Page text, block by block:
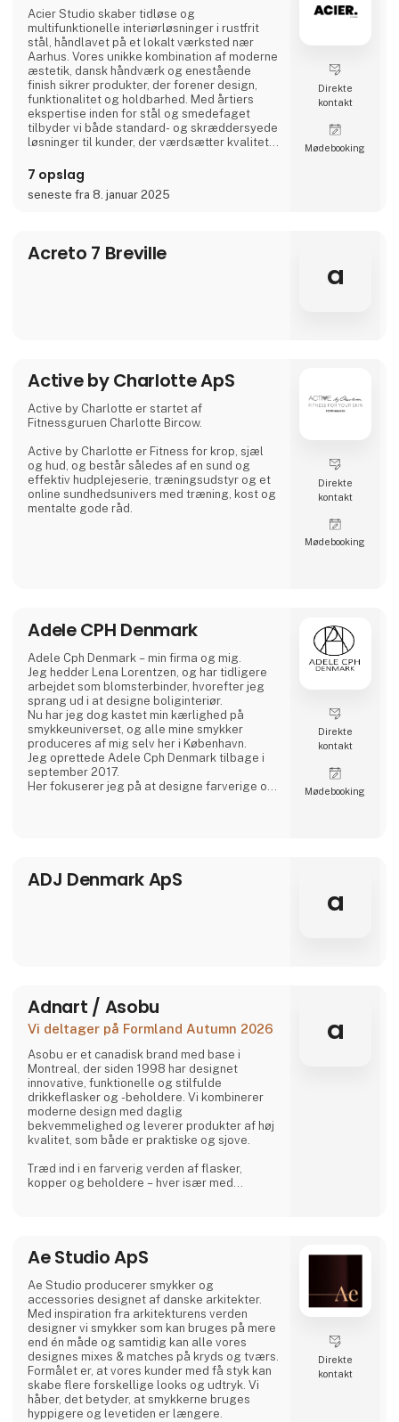
Acier Studio skaber tidløse og
multifunktionelle interiørløsninger i rustfrit
stål, håndlavet på et lokalt værksted nær
Aarhus. Vores unikke kombination af moderne
æstetik, dansk håndværk og enestående
finish sikrer produkter, der forener design,
funktionalitet og holdbarhed. Med årtiers
ekspertise inden for stål og smedefaget
tilbyder vi både standard- og skræddersyede
løsninger til kunder, der værdsætter kvalitet i
7 opslag
seneste fra 8. januar 2025
Direkte
kontakt
Møde­booking
Acreto 7 Breville
a
Active by Charlotte ApS
Active by Charlotte er startet af
Fitnessguruen Charlotte Bircow.
Active by Charlotte er Fitness for krop, sjæl
og hud, og består således af en sund og
effektiv hudplejeserie, træningsudstyr og et
online sundhedsunivers med træning, kost og
mentalte gode råd.
Direkte
kontakt
Møde­booking
Adele CPH Denmark
Adele Cph Denmark – min firma og mig.
Jeg hedder Lena Lorentzen, og har tidligere
arbejdet som blomsterbinder, hvorefter jeg
sprang ud i at designe boliginteriør.
Nu har jeg dog kastet min kærlighed på
smykkeuniverset, og alle mine smykker
produceres af mig selv her i København.
Jeg oprettede Adele Cph Denmark tilbage i
september 2017.
Her fokuserer jeg på at designe farverige og
Alle små glasperler er forgyldt sølv og
sterling sølv.
Direkte
kontakt
Møde­booking
ADJ Denmark ApS
a
Adnart / Asobu
Vi deltager på Formland Autumn 2026
Asobu er et canadisk brand med base i
Montreal, der siden 1998 har designet
innovative, funktionelle og stilfulde
drikkeflasker og -beholdere. Vi kombinerer
moderne design med daglig
bekvemmelighed og leverer produkter af høj
kvalitet, som både er praktiske og sjove.
Træd ind i en farverig verden af flasker,
kopper og beholdere – hver især med
Og lige når du tror, du har set det hele,
overrasker Asobu dig igen – med nye
designs, nye karakterer og skønne detaljer,
der gør hver eneste slurk lidt sjovere. Uanse
a
Ae Studio ApS
Ae Studio producerer smykker og
accessories designet af danske arkitekter.
Med inspiration fra arkitekturens verden
designer vi smykker som kan bruges på mere
end én måde og samtidig kan alle vores
designes mixes & matches på kryds og tværs.
Formålet er, at vores kunder med få styk kan
skabe flere forskellige looks og udtryk. Vi
håber, det betyder, at smykkerne bruges
hyppigere og levetiden er længere.
Direkte
kontakt